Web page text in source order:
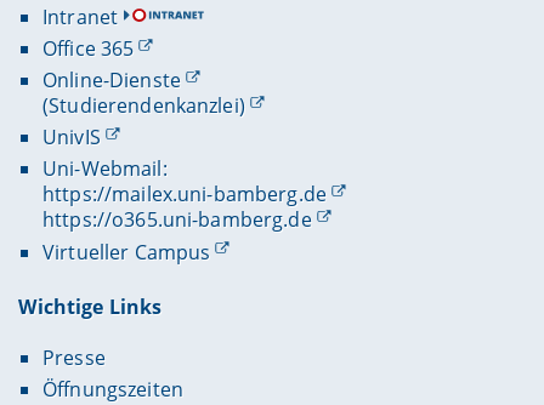
Intranet
Office 365
Online-Dienste
(Studierendenkanzlei)
UnivIS
Uni-Webmail:
https://mailex.uni-bamberg.de
https://o365.uni-bamberg.de
Virtueller Campus
Wichtige Links
Presse
Öffnungszeiten